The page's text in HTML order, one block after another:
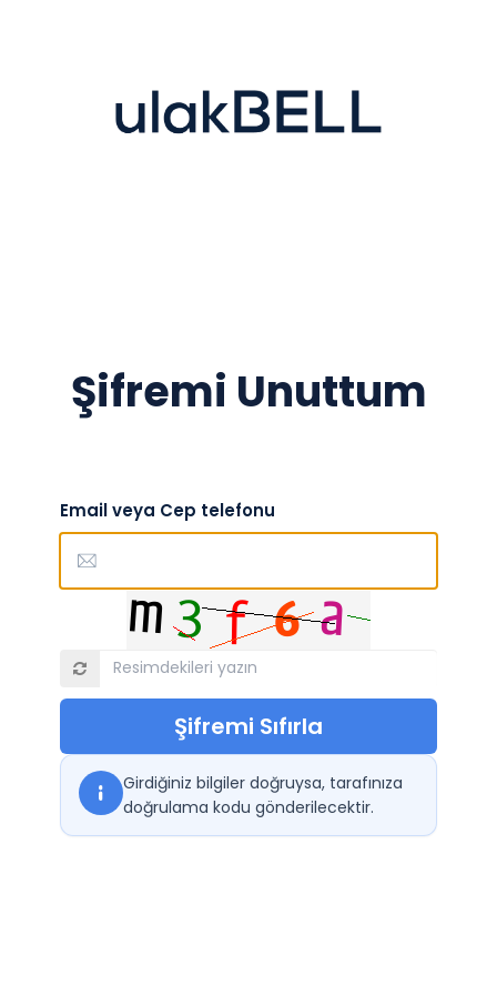
Şifremi Unuttum
Email veya Cep telefonu
Şifremi Sıfırla
Girdiğiniz bilgiler doğruysa, tarafınıza
doğrulama kodu gönderilecektir.